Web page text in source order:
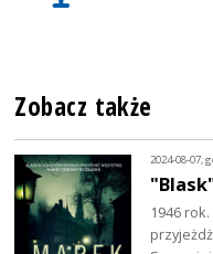
Zobacz także
2024-08-07,
1946